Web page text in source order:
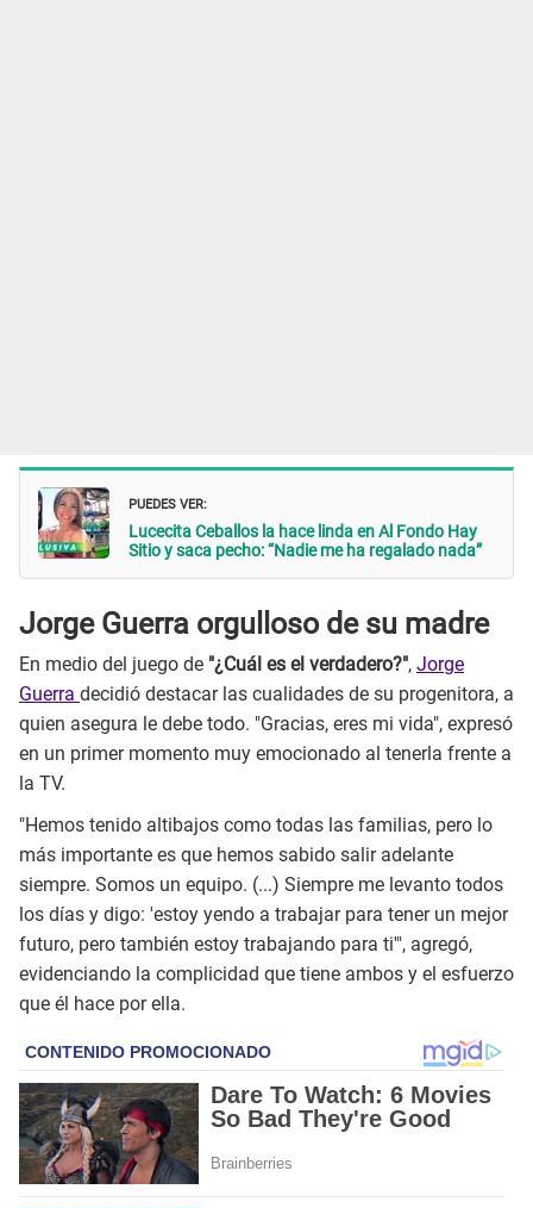
PUEDES VER:
Lucecita Ceballos la hace linda en Al Fondo Hay
Sitio y saca pecho: “Nadie me ha regalado nada”
Jorge Guerra orgulloso de su madre
En medio del juego de "¿Cuál es el verdadero?", Jorge
Guerra decidió destacar las cualidades de su progenitora, a
quien asegura le debe todo. "Gracias, eres mi vida", expresó
en un primer momento muy emocionado al tenerla frente a
la TV.
"Hemos tenido altibajos como todas las familias, pero lo
más importante es que hemos sabido salir adelante
siempre. Somos un equipo. (...) Siempre me levanto todos
los días y digo: 'estoy yendo a trabajar para tener un mejor
futuro, pero también estoy trabajando para ti'", agregó,
evidenciando la complicidad que tiene ambos y el esfuerzo
que él hace por ella.